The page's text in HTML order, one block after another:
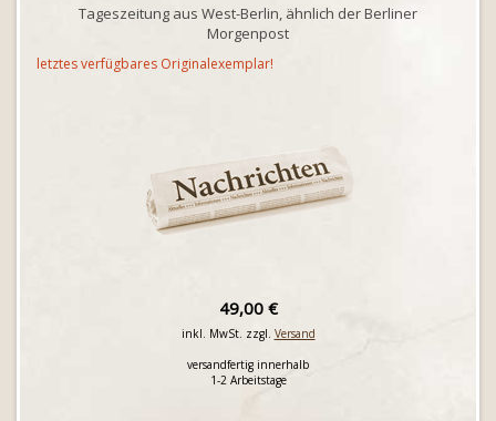
Tageszeitung aus West-Berlin, ähnlich der Berliner
Morgenpost
letztes verfügbares Originalexemplar!
49,00 €
inkl. MwSt. zzgl. Versand
versandfertig innerhalb
1-2 Arbeitstage